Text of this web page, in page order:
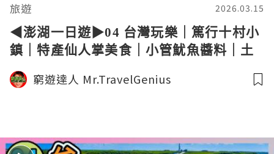
旅遊 2026.03.15
◀︎澎湖一日遊▶︎04 台灣玩樂｜篤行十村小
鎮｜特產仙人掌美食｜小管魷魚醬料｜土
產風茹【麗星郵輪 領航星號】TAIWAN 窮
遊達人4K中字
窮遊達人 Mr.TravelGenius